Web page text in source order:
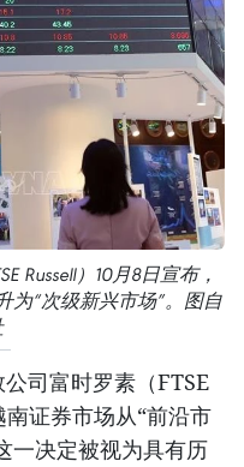
Russell）10月8日宣布，
为“次级新兴市场”。图自
司富时罗素（FTSE
证券市场从“前沿市
一决定被视为具有历